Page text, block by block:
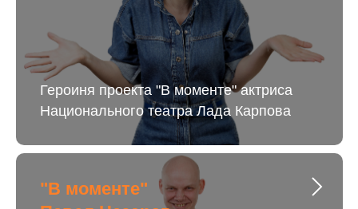
Героиня проекта "В моменте" актриса
Национального театра Лада Карпова
"В моменте"